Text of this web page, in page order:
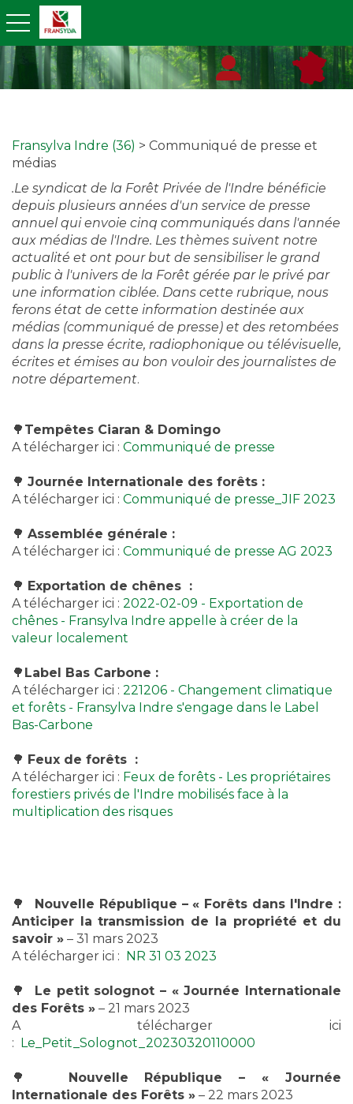
toggle navigation
Fransylva Indre (36) > Communiqué de presse et
médias
.Le syndicat de la Forêt Privée de l'Indre bénéficie
depuis plusieurs années d'un service de presse
annuel qui envoie cinq communiqués dans l'année
aux médias de l'Indre. Les thèmes suivent notre
actualité et ont pour but de sensibiliser le grand
public à l'univers de la Forêt gérée par le privé par
une information ciblée. Dans cette rubrique, nous
ferons état de cette information destinée aux
médias (communiqué de presse) et des retombées
dans la presse écrite, radiophonique ou télévisuelle,
écrites et émises au bon vouloir des journalistes de
notre département.
🌳 Tempêtes Ciaran & Domingo
A télécharger ici : Communiqué de presse
🌳 Journée Internationale des forêts :
A télécharger ici : Communiqué de presse_JIF 2023
🌳 Assemblée générale :
A télécharger ici : Communiqué de presse AG 2023
🌳 Exportation de chênes :
A télécharger ici : 2022-02-09 - Exportation de
chênes - Fransylva Indre appelle à créer de la
valeur localement
🌳 Label Bas Carbone :
A télécharger ici : 221206 - Changement climatique
et forêts - Fransylva Indre s'engage dans le Label
Bas-Carbone
🌳 Feux de forêts :
A télécharger ici : Feux de forêts - Les propriétaires
forestiers privés de l'Indre mobilisés face à la
multiplication des risques
🌳
Nouvelle République – « Forêts dans l'Indre :
Anticiper la transmission de la propriété et du
savoir » – 31 mars 2023
A télécharger ici : NR 31 03 2023
🌳 Le petit solognot – « Journée Internationale
des Forêts » – 21 mars 2023
A télécharger ici
: Le_Petit_Solognot_20230320110000
🌳 Nouvelle République – « Journée
Internationale des Forêts » – 22 mars 2023